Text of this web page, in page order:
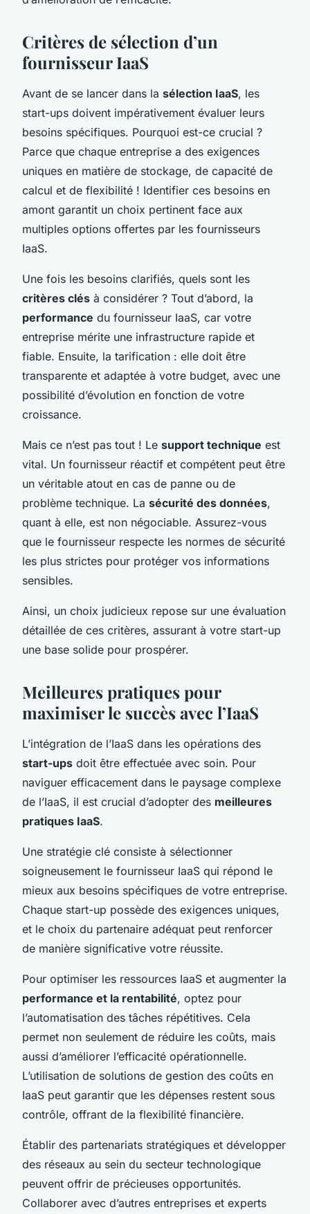
Critères de sélection d’un
fournisseur IaaS
Avant de se lancer dans la sélection IaaS, les
start-ups doivent impérativement évaluer leurs
besoins spécifiques. Pourquoi est-ce crucial ?
Parce que chaque entreprise a des exigences
uniques en matière de stockage, de capacité de
calcul et de flexibilité ! Identifier ces besoins en
amont garantit un choix pertinent face aux
multiples options offertes par les fournisseurs
IaaS.
Une fois les besoins clarifiés, quels sont les
critères clés à considérer ? Tout d’abord, la
performance du fournisseur IaaS, car votre
entreprise mérite une infrastructure rapide et
fiable. Ensuite, la tarification : elle doit être
transparente et adaptée à votre budget, avec une
possibilité d’évolution en fonction de votre
croissance.
Mais ce n’est pas tout ! Le support technique est
vital. Un fournisseur réactif et compétent peut être
un véritable atout en cas de panne ou de
problème technique. La sécurité des données,
quant à elle, est non négociable. Assurez-vous
que le fournisseur respecte les normes de sécurité
les plus strictes pour protéger vos informations
sensibles.
Ainsi, un choix judicieux repose sur une évaluation
détaillée de ces critères, assurant à votre start-up
une base solide pour prospérer.
Meilleures pratiques pour
maximiser le succès avec l’IaaS
L’intégration de l’IaaS dans les opérations des
start-ups doit être effectuée avec soin. Pour
naviguer efficacement dans le paysage complexe
de l’IaaS, il est crucial d’adopter des meilleures
pratiques IaaS.
Une stratégie clé consiste à sélectionner
soigneusement le fournisseur IaaS qui répond le
mieux aux besoins spécifiques de votre entreprise.
Chaque start-up possède des exigences uniques,
et le choix du partenaire adéquat peut renforcer
de manière significative votre réussite.
Pour optimiser les ressources IaaS et augmenter la
performance et la rentabilité, optez pour
l’automatisation des tâches répétitives. Cela
permet non seulement de réduire les coûts, mais
aussi d’améliorer l’efficacité opérationnelle.
L’utilisation de solutions de gestion des coûts en
IaaS peut garantir que les dépenses restent sous
contrôle, offrant de la flexibilité financière.
Établir des partenariats stratégiques et développer
des réseaux au sein du secteur technologique
peuvent offrir de précieuses opportunités.
Collaborer avec d’autres entreprises et experts